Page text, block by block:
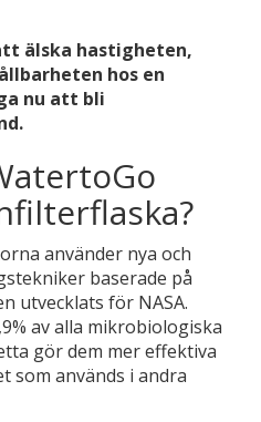
älska hastigheten,
hos en
nu att bli
använder nya och
baserade på
utvecklats för NASA.
av alla mikrobiologiska
gör dem mer effektiva
som används i andra